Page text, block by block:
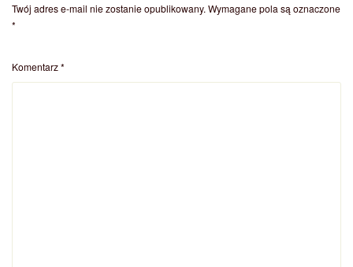
Twój adres e-mail nie zostanie opublikowany. Wymagane pola są oznaczone
*
Komentarz*